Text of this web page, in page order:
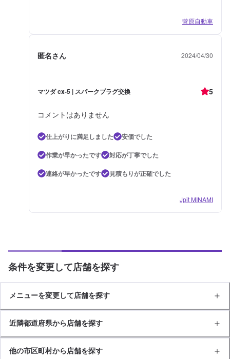
菅原自動車
匿名さん 2024/04/30
マツダ cx-5 | スパークプラグ交換 5
コメントはありません
仕上がりに満足しました
安価でした
作業が早かったです
対応が丁寧でした
連絡が早かったです
見積もりが正確でした
Jpit MINAMI
条件を変更して店舗を探す
メニューを変更して店舗を探す
近隣都道府県から店舗を探す
他の市区町村から店舗を探す